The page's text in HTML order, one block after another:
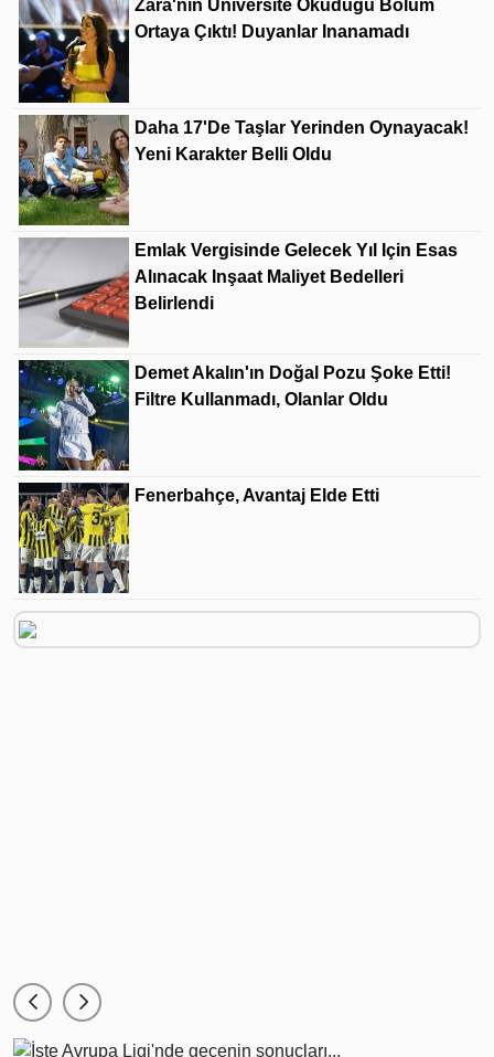
Zara'nın Üniversite Okuduğu Bölüm
Ortaya Çıktı! Duyanlar Inanamadı
Daha 17'de Taşlar Yerinden Oynayacak!
Yeni Karakter Belli Oldu
Emlak Vergisinde Gelecek Yıl Için Esas
Alınacak Inşaat Maliyet Bedelleri
Belirlendi
Demet Akalın'ın Doğal Pozu Şoke Etti!
Filtre Kullanmadı, Olanlar Oldu
Fenerbahçe, Avantaj Elde Etti